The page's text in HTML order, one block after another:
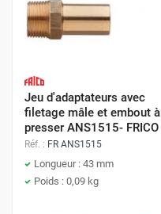
Jeu d'adaptateurs avec
filetage mâle et embout à
presser ANS1515- FRICO
Réf. : FR ANS1515
Longueur : 43 mm
Poids : 0,09 kg